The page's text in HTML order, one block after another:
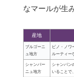
なマールが生
産地
ブルゴーニ
ュ地方
ピノ・ノワ
ルーティー
シャンパー
ニュ地方
シャンパン
いることで